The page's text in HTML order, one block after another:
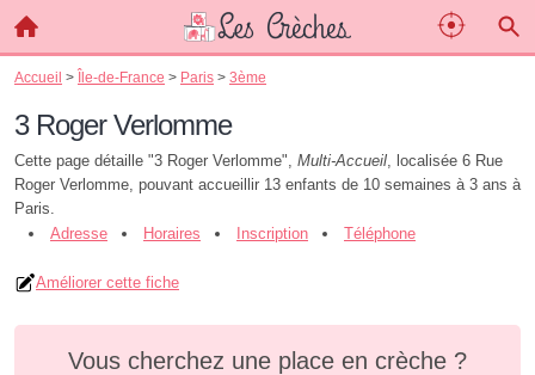
Accueil > Île-de-France > Paris > 3ème
3 Roger Verlomme
Cette page détaille "3 Roger Verlomme", Multi-Accueil, localisée 6 Rue
Roger Verlomme, pouvant accueillir 13 enfants de 10 semaines à 3 ans à
Paris.
Adresse
Horaires Inscription Téléphone
Améliorer cette fiche
Vous cherchez une place en crèche ?